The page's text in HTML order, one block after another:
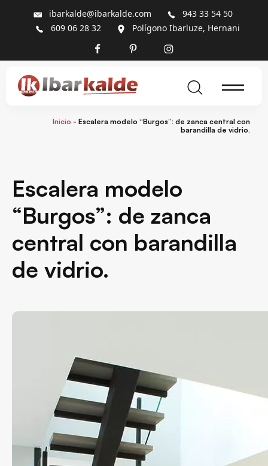
ibarkalde@ibarkalde.com
943 33 54 50
609 06 28 32
Polígono Ibarluze, Hernani
Inicio - Escalera modelo “Burgos”: de zanca central con
barandilla de vidrio.
Escalera modelo
“Burgos”: de zanca
central con barandilla
de vidrio.